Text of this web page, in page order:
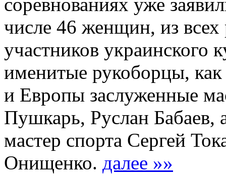
соревнованиях уже
числе 46 женщин, из
участников украинского
именитые рукоборцы,
и Европы заслуженные
Пушкарь, Руслан Бабаев,
мастер спорта Сергей
Онищенко. далее »»